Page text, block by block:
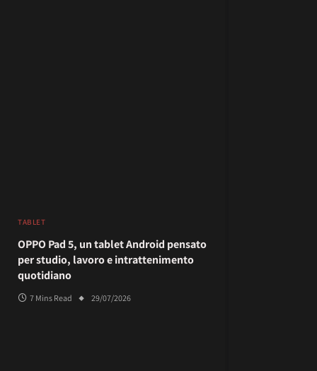
TABLET
OPPO Pad 5, un tablet Android pensato
per studio, lavoro e intrattenimento
quotidiano
7 Mins Read 29/07/2026